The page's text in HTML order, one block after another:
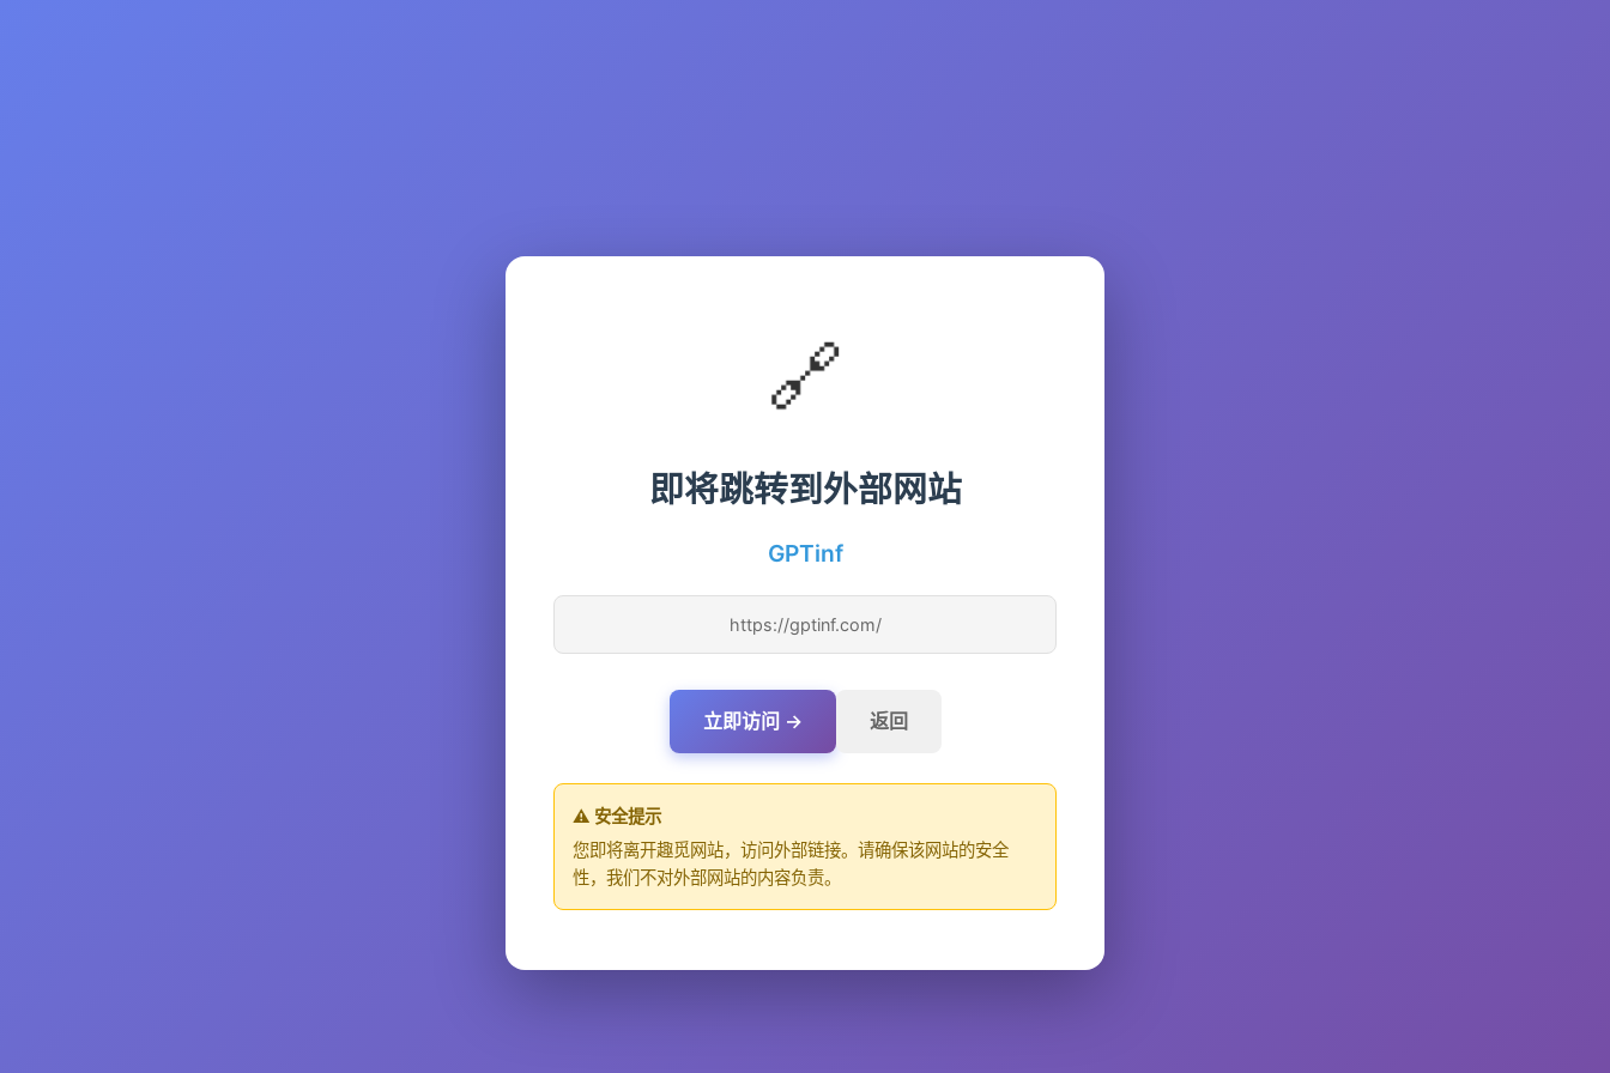
🔗
即将跳转到外部网站
GPTinf
https://gptinf.com/
立即访问 → 返回
⚠️ 安全提示
您即将离开趣觅网站，访问外部链接。请确保该网站的安全
性，我们不对外部网站的内容负责。